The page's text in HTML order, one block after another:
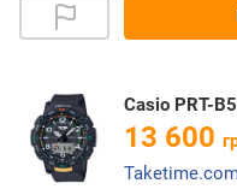
Casio PRT-
13 600